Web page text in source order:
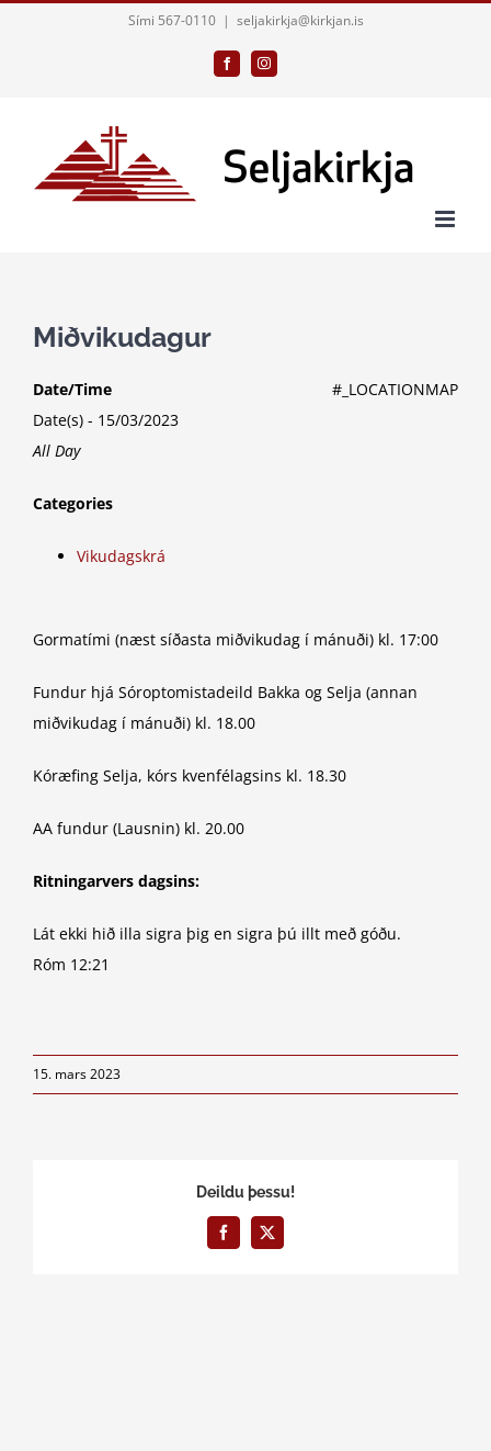
Sími 567-0110 | seljakirkja@kirkjan.is
FacebookInstagram
Miðvikudagur
#_LOCATIONMAP
Date/Time
Date(s) - 15/03/2023
All Day
Categories
Vikudagskrá
Gormatími (næst síðasta miðvikudag í mánuði) kl. 17:00
Fundur hjá Sóroptomistadeild Bakka og Selja (annan
miðvikudag í mánuði) kl. 18.00
Kóræfing Selja, kórs kvenfélagsins kl. 18.30
AA fundur (Lausnin) kl. 20.00
Ritningarvers dagsins:
Lát ekki hið illa sigra þig en sigra þú illt með góðu.
Róm 12:21
15. mars 2023
Deildu þessu!
Facebook
X